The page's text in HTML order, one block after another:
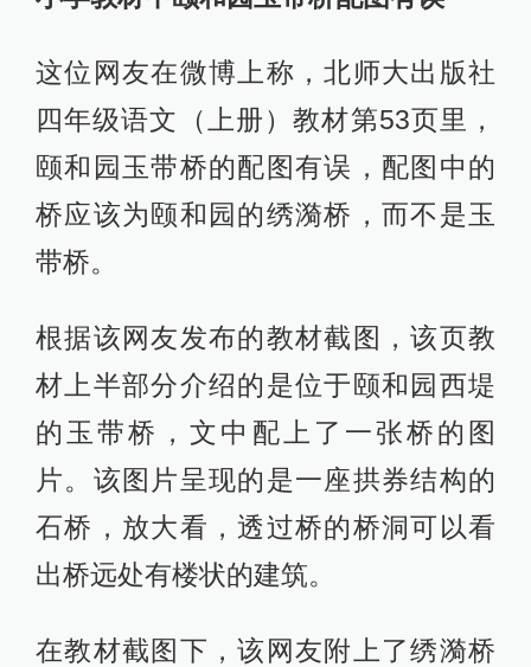
这位网友在微博上称，北师大出版社
四年级语文（上册）教材第53页里，
颐和园玉带桥的配图有误，配图中的
桥应该为颐和园的绣漪桥，而不是玉
带桥。
根据该网友发布的教材截图，该页教
材上半部分介绍的是位于颐和园西堤
的玉带桥，文中配上了一张桥的图
片。该图片呈现的是一座拱券结构的
石桥，放大看，透过桥的桥洞可以看
出桥远处有楼状的建筑。
在教材截图下，该网友附上了绣漪桥